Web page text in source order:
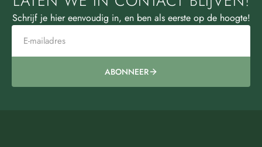
Schrijf je hier eenvoudig in, en ben als eerste op de hoogte!
ABONNEER